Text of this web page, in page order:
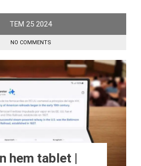
TEM 25 2024
NO COMMENTS
hem tablet |